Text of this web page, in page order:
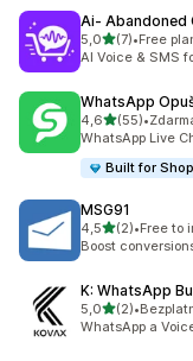
Ai‑ Abandoned
5,0z 5 hvězd
(7)
Celkový počet
•Free
AI Voice & SMS
WhatsApp
4,6z 5 hvězd
(55)
Celkový počet
•
WhatsApp Live
Built for
MSG91
4,5z 5 hvězd
(2)
Celkový počet
•Free to
Boost
K: WhatsApp
5,0z 5 hvězd
(2)
Celkový počet
•
WhatsApp a